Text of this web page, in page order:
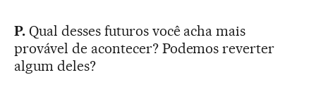
P.Qual desses futuros você acha mais
provável de acontecer? Podemos reverter
algum deles?